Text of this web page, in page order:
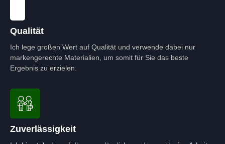
Qualität
Ich lege großen Wert auf Qualität und verwende dabei nur
markengerechte Materialien, um somit für Sie das beste
Ergebnis zu erzielen.
Zuverlässigkeit